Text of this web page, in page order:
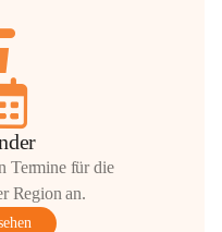
Termine für die
Region an.